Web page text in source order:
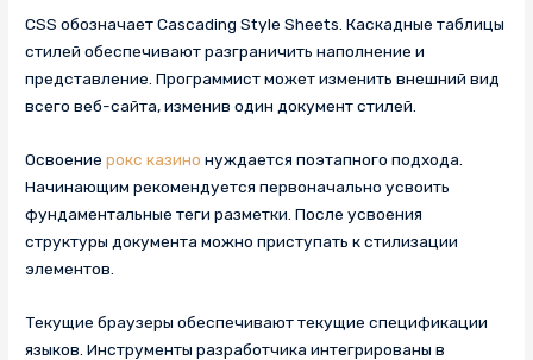
CSS обозначает Cascading Style Sheets. Каскадные таблицы
стилей обеспечивают разграничить наполнение и
представление. Программист может изменить внешний вид
всего веб-сайта, изменив один документ стилей.
Освоениерокс казино нуждается поэтапного подхода.
Начинающим рекомендуется первоначально усвоить
фундаментальные теги разметки. После усвоения
структуры документа можно приступать к стилизации
элементов.
Текущие браузеры обеспечивают текущие спецификации
языков. Инструменты разработчика интегрированы в